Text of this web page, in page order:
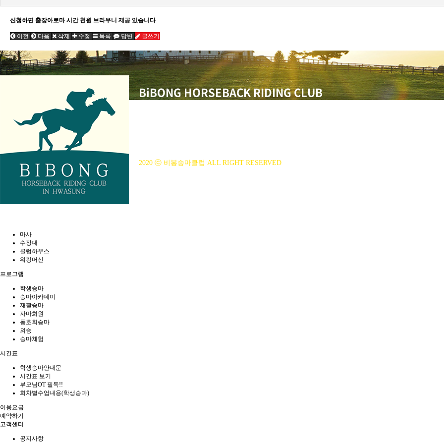
신청하면 출장아로마 시간 천원 브라우니 제공 있습니다
.
이전
다음 삭제 수정 목록 답변 글쓰기
BiBONG HORSEBACK RIDING CLUB
2020 ⓒ 비봉승마클럽 ALL RIGHT RESERVED
마사
수장대
클럽하우스
워킹머신
프로그램
학생승마
승마아카데미
재활승마
자마회원
동호회승마
외승
승마체험
시간표
학생승마안내문
시간표 보기
부모님OT 필독!!
회차별수업내용(학생승마)
이용요금
예약하기
고객센터
공지사항